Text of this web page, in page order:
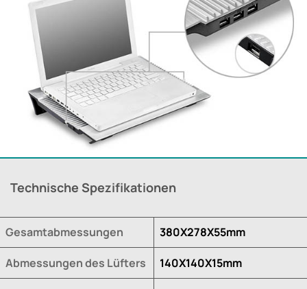
Technische Spezifikationen
Gesamtabmessungen 380X278X55mm
Abmessungen des Lüfters 140X140X15mm